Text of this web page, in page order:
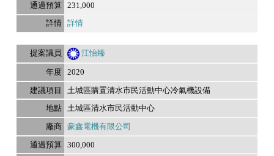
231,000
詳情
江怡臻
2020
土城區購置清水市民活動中心冷氣機設備
土城區清水市民活動中心
豪鑫電機有限公司
300,000